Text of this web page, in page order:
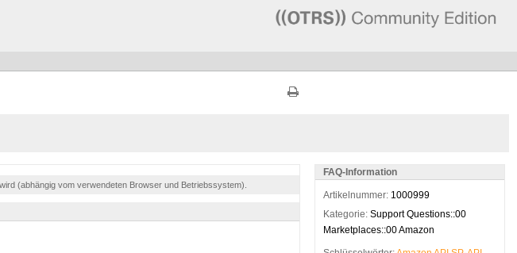
(abhängig vom verwendeten Browser und Betriebssystem).
FAQ-Information
Artikelnummer: 1000999
Kategorie: Support Questions::00
Marketplaces::00 Amazon